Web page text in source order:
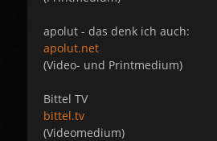
apolut - das denk ich auch:
apolut.net
(Video- und Printmedium)
Bittel TV
bittel.tv
(Videomedium)